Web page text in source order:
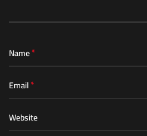
Name*
Email*
Website